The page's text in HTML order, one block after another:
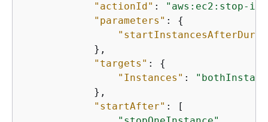
"actionId" :
"aws:ec2:stop-
"parameters" : {
            },
"targets" : {
"Instances" :
            },
"startAfter" : [